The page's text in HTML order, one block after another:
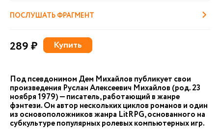
ПОСЛУШАТЬ ФРАГМЕНТ
289 ₽ Купить
Под псевдонимом Дем Михайлов публикует свои
произведения Руслан Алексеевич Михайлов (род. 23
ноября 1979) — писатель, работающий в жанре
фэнтези. Он автор нескольких циклов романов и один
из основоположников жанра LitRPG, основанного на
субкультуре популярных ролевых компьютерных игр.